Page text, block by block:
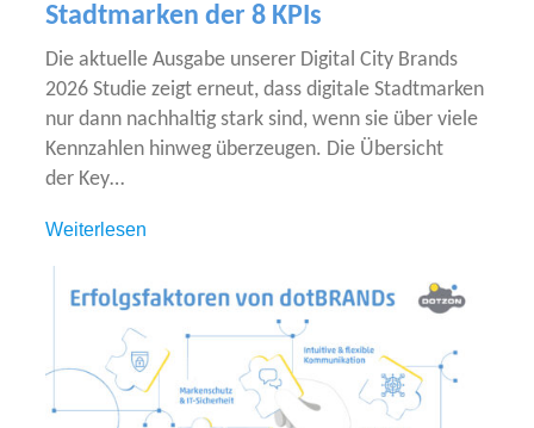
Stadtmarken der 8 KPIs
Die aktu­el­le Aus­ga­be unse­rer Digi­tal City Brands
2026 Stu­die zeigt erneut, dass digi­ta­le Stadt­mar­ken
nur dann nach­hal­tig stark sind, wenn sie über vie­le
Kenn­zah­len hin­weg über­zeu­gen. Die Über­sicht
der Key…
Wei­ter­le­sen